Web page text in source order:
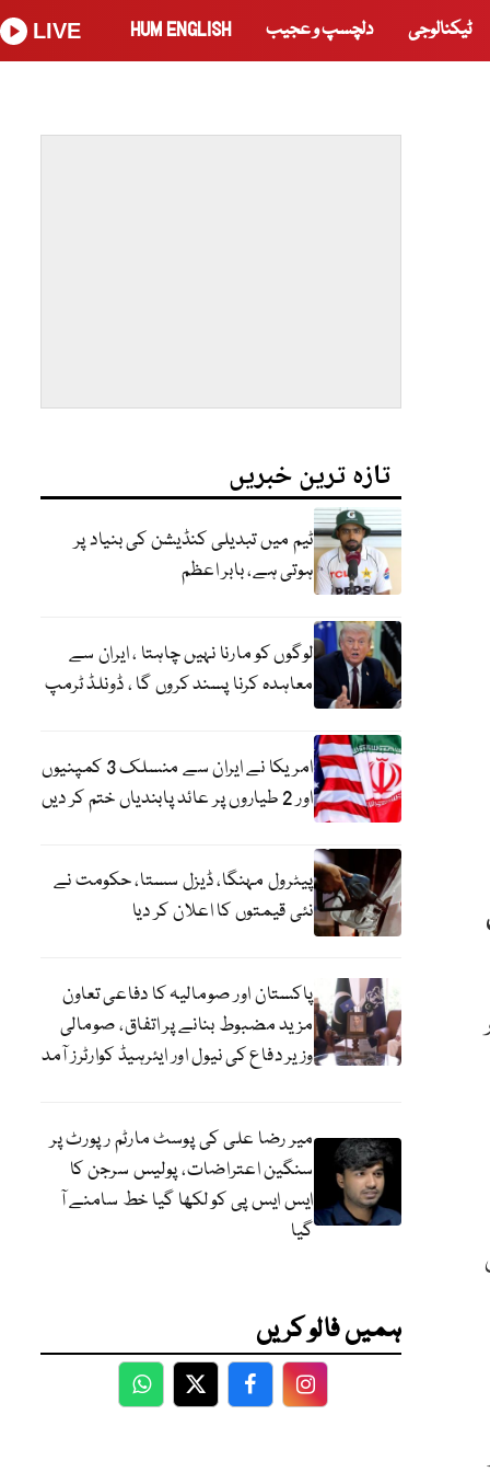
ٹیکنالوجی دلچسپ و عجیب HUM ENGLISH
LIVE
تازہ ترین خبریں
ٹیم میں تبدیلی کنڈیشن کی بنیاد پر
ہوتی ہے، بابر اعظم
لوگوں کو مارنا نہیں چاہتا ، ایران سے
معاہدہ کرنا پسند کروں گا ، ڈونلڈ ٹرمپ
امریکا نے ایران سے منسلک 3 کمپنیوں
اور 2 طیاروں پر عائد پابندیاں ختم کر دیں
پیٹرول مہنگا، ڈیزل سستا، حکومت نے
نئی قیمتوں کا اعلان کر دیا
پاکستان اور صومالیہ کا دفاعی تعاون
مزید مضبوط بنانے پر اتفاق، صومالی
وزیر دفاع کی نیول اور ایئرہیڈ کوارٹرز آمد
میر رضا علی کی پوسٹ مارٹم رپورٹ پر
سنگین اعتراضات، پولیس سرجن کا
ایس ایس پی کو لکھا گیا خط سامنے آ
گیا
ہمیں فالو کریں
WhatsApp
TwitterFacebookFacebook